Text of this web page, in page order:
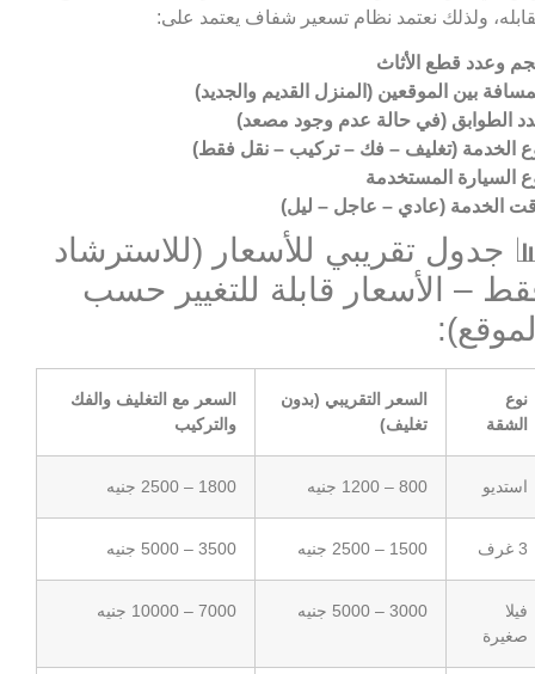
ولذلك نعتمد نظام تسعير شفاف يعتمد على:
وعدد قطع الأثاث
بين الموقعين (المنزل القديم والجديد)
الطوابق (في حالة عدم وجود مصعد)
الخدمة (تغليف – فك – تركيب – نقل فقط)
السيارة المستخدمة
الخدمة (عادي – عاجل – ليل)
جدول تقريبي للأسعار (للاسترشاد
– الأسعار قابلة للتغيير حسب
نوع
الشقة
السعر التقريبي (بدون
تغليف)
السعر مع التغليف والفك
والتركيب
استديو 800 – 1200 جنيه 1800 – 2500 جنيه
3 غرف 1500 – 2500 جنيه 3500 – 5000 جنيه
فيلا
صغيرة
3000 – 5000 جنيه 7000 – 10000 جنيه